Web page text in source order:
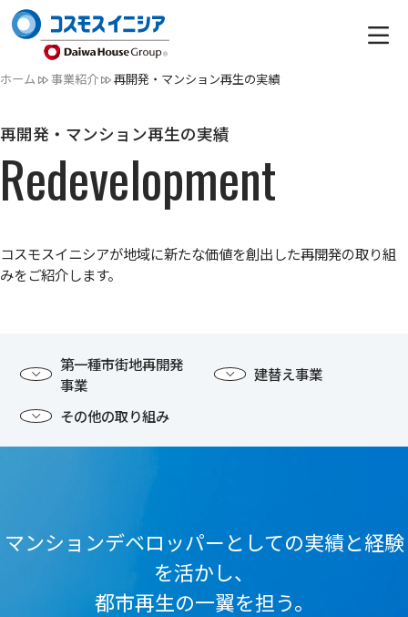
ホーム 事業紹介 再開発・マンション再生の実績
再開発・マンション再生の実績
Redevelopment
コスモスイニシアが地域に新たな価値を創出した再開発の取り組
みをご紹介します。
第一種市街地再開発
事業
建替え事業
その他の取り組み
マンションデベロッパーとしての実績と経験
を活かし、
都市再生の一翼を担う。